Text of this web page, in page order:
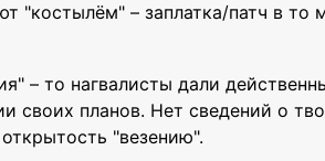
"костылём" – заплатка/патч в то
– то нагвалисты дали
своих планов. Нет сведений о
"везению".